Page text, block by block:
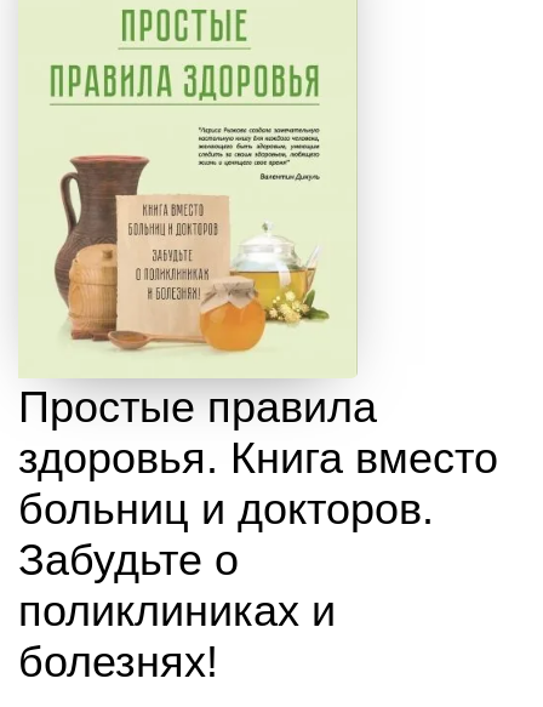
Простые правила
здоровья. Книга вместо
больниц и докторов.
Забудьте о
поликлиниках и
болезнях!